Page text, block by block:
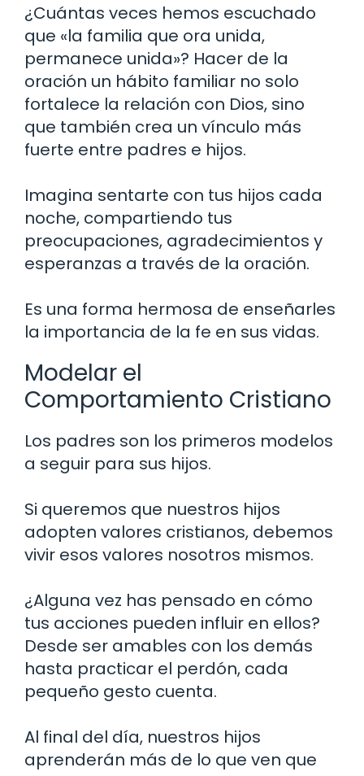
¿Cuántas veces hemos escuchado
que «la familia que ora unida,
permanece unida»? Hacer de la
oración un hábito familiar no solo
fortalece la relación con Dios, sino
que también crea un vínculo más
fuerte entre padres e hijos.
Imagina sentarte con tus hijos cada
noche, compartiendo tus
preocupaciones, agradecimientos y
esperanzas a través de la oración.
Es una forma hermosa de enseñarles
la importancia de la fe en sus vidas.
Modelar el
Comportamiento Cristiano
Los padres son los primeros modelos
a seguir para sus hijos.
Si queremos que nuestros hijos
adopten valores cristianos, debemos
vivir esos valores nosotros mismos.
¿Alguna vez has pensado en cómo
tus acciones pueden influir en ellos?
Desde ser amables con los demás
hasta practicar el perdón, cada
pequeño gesto cuenta.
Al final del día, nuestros hijos
aprenderán más de lo que ven que